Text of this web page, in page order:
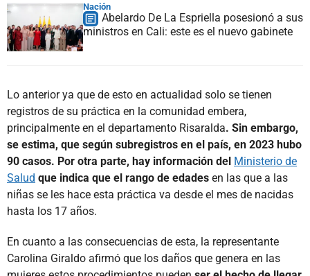
Nación
Abelardo De La Espriella posesionó a sus
ministros en Cali: este es el nuevo gabinete
Lo anterior ya que de esto en actualidad solo se tienen
registros de su práctica en la comunidad embera,
principalmente en el departamento Risaralda. Sin embargo,
se estima, que según subregistros en el país, en 2023 hubo
90 casos. Por otra parte, hay información del Ministerio de
Salud que indica que el rango de edades en las que a las
niñas se les hace esta práctica va desde el mes de nacidas
hasta los 17 años.
En cuanto a las consecuencias de esta, la representante
Carolina Giraldo afirmó que los daños que genera en las